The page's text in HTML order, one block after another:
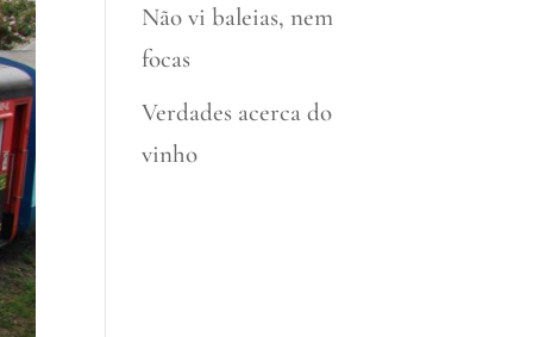
Não vi baleias, nem
focas
Verdades acerca do
vinho